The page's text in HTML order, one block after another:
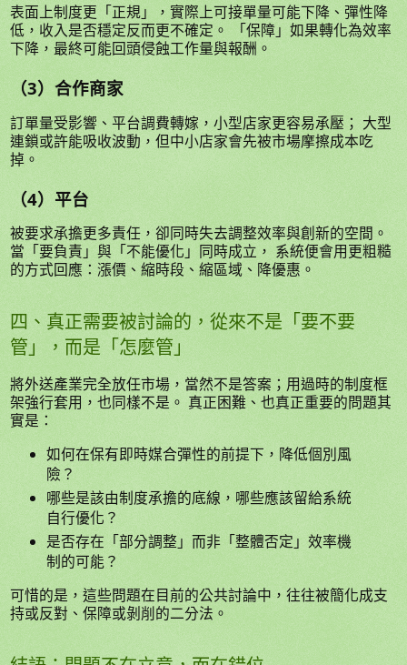
表面上制度更「正規」，實際上可接單量可能下降、彈性降
低，收入是否穩定反而更不確定。 「保障」如果轉化為效率
下降，最終可能回頭侵蝕工作量與報酬。
（3）合作商家
訂單量受影響、平台調費轉嫁，小型店家更容易承壓； 大型
連鎖或許能吸收波動，但中小店家會先被市場摩擦成本吃
掉。
（4）平台
被要求承擔更多責任，卻同時失去調整效率與創新的空間。
當「要負責」與「不能優化」同時成立， 系統便會用更粗糙
的方式回應：漲價、縮時段、縮區域、降優惠。
四、真正需要被討論的，從來不是「要不要
管」，而是「怎麼管」
將外送產業完全放任市場，當然不是答案；用過時的制度框
架強行套用，也同樣不是。 真正困難、也真正重要的問題其
實是：
如何在保有即時媒合彈性的前提下，降低個別風
險？
哪些是該由制度承擔的底線，哪些應該留給系統
自行優化？
是否存在「部分調整」而非「整體否定」效率機
制的可能？
可惜的是，這些問題在目前的公共討論中，往往被簡化成支
持或反對、保障或剝削的二分法。